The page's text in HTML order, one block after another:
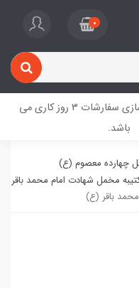
0
زمان آماده سازی سفارشات 3 روز کاری می
باشد.
چهارده معصوم (ع)
مخمل شهادت امام محمد باقر
باقر (ع)